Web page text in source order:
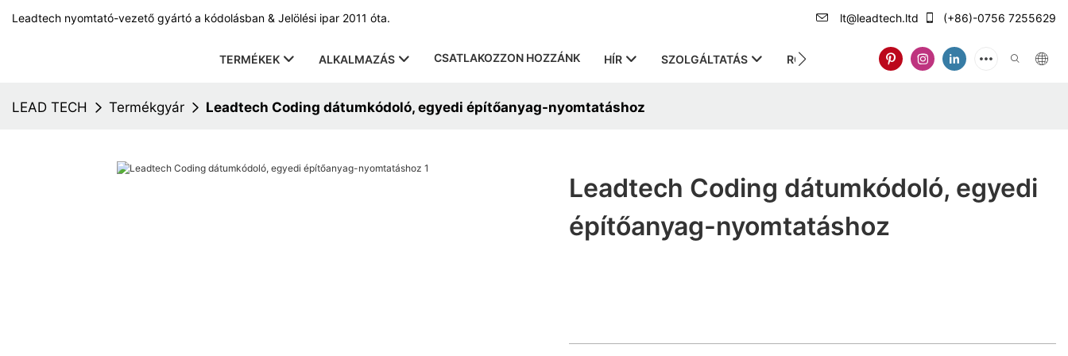
Leadtech nyomtató-vezető gyártó a kódolásban & Jelölési ipar 2011 óta. lt@leadtech.ltd (+86)-0756 7255629
TERMÉKEK ALKALMAZÁS CSATLAKOZZON HOZZÁNK HÍR SZOLGÁLTATÁS RÓLUNK
LEAD TECH Termékgyár Leadtech Coding dátumkódoló, egyedi építőanyag-nyomtatáshoz
Leadtech Coding dátumkódoló, egyedi
építőanyag-nyomtatáshoz